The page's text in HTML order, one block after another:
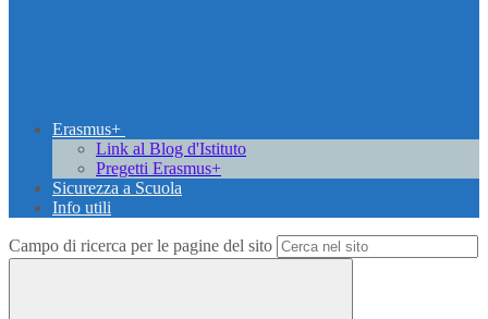
Erasmus+
Link al Blog d'Istituto
Pregetti Erasmus+
Sicurezza a Scuola
Info utili
Campo di ricerca per le pagine del sito